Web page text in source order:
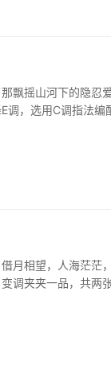
飘摇山河下的隐忍爱
调，选用C调指法编
月相望，人海茫茫
调夹夹一品，共两